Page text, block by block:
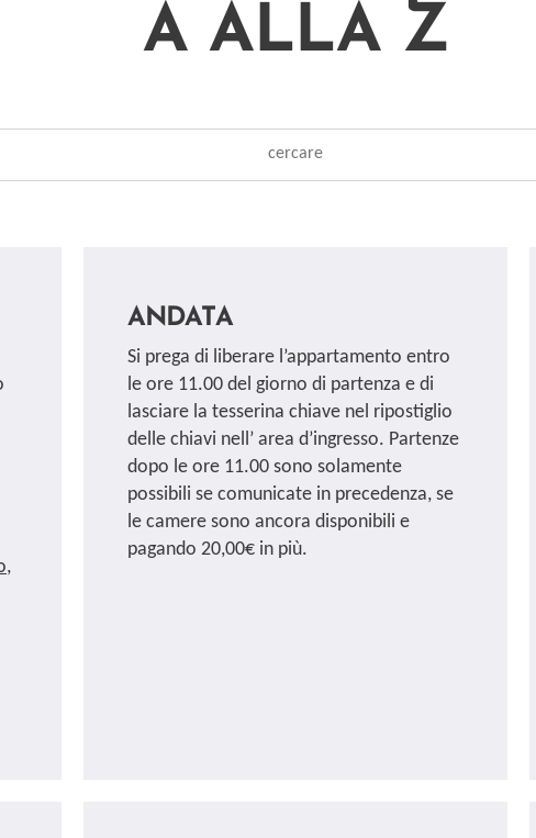
A ALLA Z
,
ANDATA
Si prega di liberare l’appartamento entro
le ore 11.00 del giorno di partenza e di
lasciare la tesserina chiave nel ripostiglio
delle chiavi nell’ area d’ingresso. Partenze
dopo le ore 11.00 sono solamente
possibili se comunicate in precedenza, se
le camere sono ancora disponibili e
pagando 20,00€ in più.